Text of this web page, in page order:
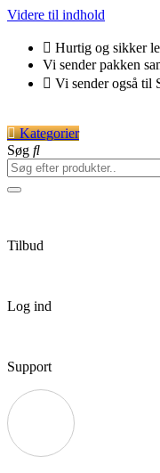
Videre til indhold
Hurtig og sikker
Vi sender pakken
Vi sender også til
Kategorier
Søg
Tilbud
Log ind
Support